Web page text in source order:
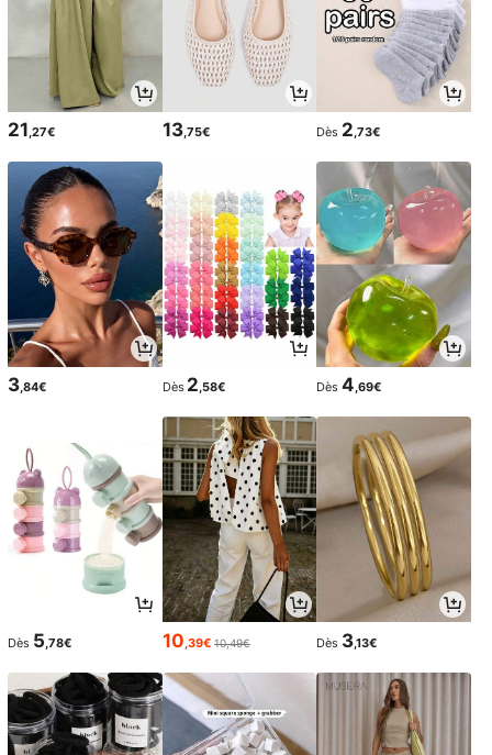
21,27€ 13,75€ Dès 2,73€
3,84€ Dès 2,58€ Dès 4,69€
Dès 5 ,78€ 10 ,39€ 10,49€ Dès 3,13€